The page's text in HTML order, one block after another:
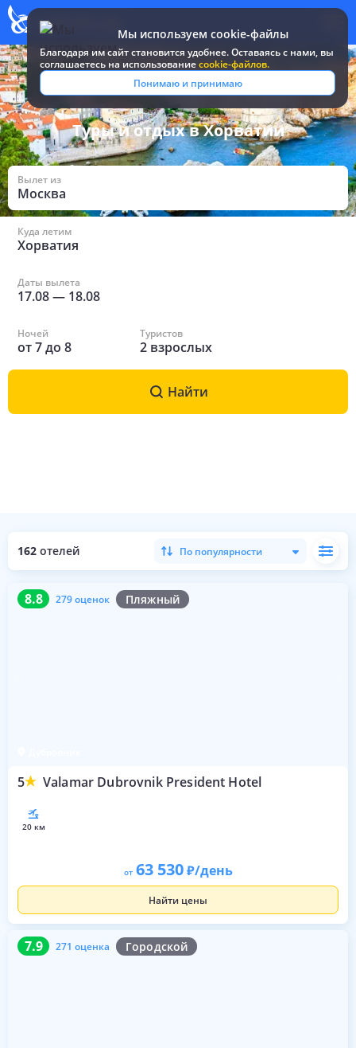
Мы используем cookie-файлы
Благодаря им сайт становится удобнее. Оставаясь c нами, вы
соглашаетесь на использованиеcookie-файлов.
Понимаю и принимаю
Все туры и путевки / Хорватия
Туры и отдых в Хорватии
Вылет из
Москва
Куда летим
Хорватия
Даты вылета
17.08— 18.08
Ночей
от7до 8
Туристов
2 взрослых
Найти
162 отелей По популярности
8.8 279 оценок Пляжный
5 Valamar Dubrovnik President Hotel
8.8 279 оценок
20 км
от 63 530 /день
Найти цены
7.9 271 оценка Городской
7.9 271 оценка